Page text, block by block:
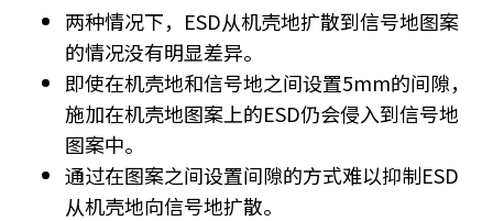
两种情况下，ESD从机壳地扩散到信号地图案
的情况没有明显差异。
即使在机壳地和信号地之间设置5mm的间隙，
施加在机壳地图案上的ESD仍会侵入到信号地
图案中。
通过在图案之间设置间隙的方式难以抑制ESD
从机壳地向信号地扩散。